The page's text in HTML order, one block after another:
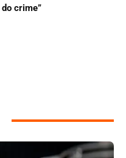
do crime”